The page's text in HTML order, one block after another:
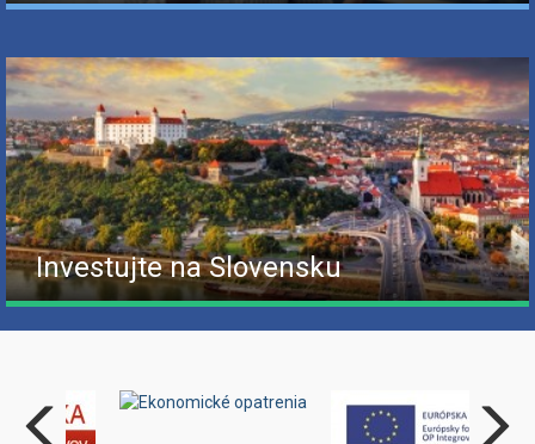
Investujte na Slovensku